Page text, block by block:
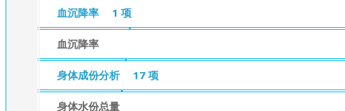
血沉降率 1 项
血沉降率
身体成份分析 17 项
身体水份总量